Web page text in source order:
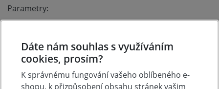
Parametry:
délka elektrického
kabelu
délka přívodního
kabelu
230 V / 50 Hz
14 m (s trojzásuvkou 230 V / 50
Hz / 16 A / 3680 W)
1 m (se zahnutou síťovou vidlicí
Dáte nám souhlas s využíváním
cookies, prosím?
K správnému fungování vašeho oblíbeného e-
shopu, k přizpůsobení obsahu stránek vašim